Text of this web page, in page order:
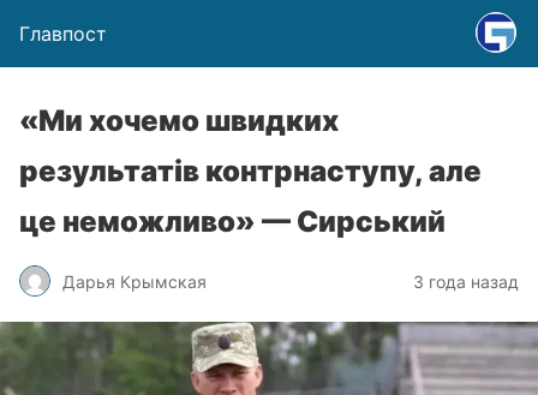
Главпост
«Ми хочемо швидких
результатів контрнаступу, але
це неможливо» — Сирський
Дарья Крымская 3 года назад